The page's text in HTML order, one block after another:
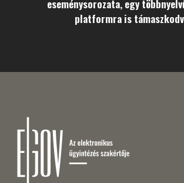
eseménysorozata, egy
platformra is